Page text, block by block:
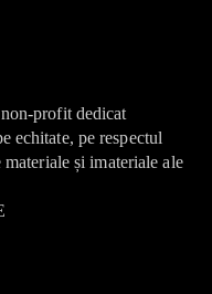
profit dedicat
echitate, pe respectul
și imateriale ale